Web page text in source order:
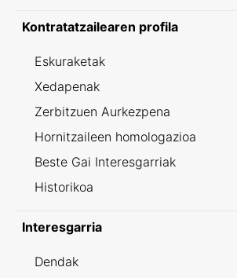
Kontratatzailearen profila
Eskuraketak
Xedapenak
Zerbitzuen Aurkezpena
Hornitzaileen homologazioa
Beste Gai Interesgarriak
Historikoa
Interesgarria
Dendak